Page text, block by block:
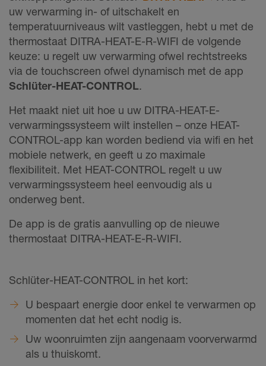
uw verwarming in- of uitschakelt en
temperatuurniveaus wilt vastleggen, hebt u met de
thermostaat DITRA-HEAT-E-R-WIFI de volgende
keuze: u regelt uw verwarming ofwel rechtstreeks
via de touchscreen ofwel dynamisch met de app
Schlüter-HEAT-CONTROL.
Het maakt niet uit hoe u uw DITRA-HEAT-E-
verwarmingssysteem wilt instellen – onze HEAT-
CONTROL-app kan worden bediend via wifi en het
mobiele netwerk, en geeft u zo maximale
flexibiliteit. Met HEAT-CONTROL regelt u uw
verwarmingssysteem heel eenvoudig als u
onderweg bent.
De app is de gratis aanvulling op de nieuwe
thermostaat DITRA-HEAT-E-R-WIFI.
Schlüter-HEAT-CONTROL in het kort:
U bespaart energie door enkel te verwarmen op
momenten dat het echt nodig is.
Uw woonruimten zijn aangenaam voorverwarmd
als u thuiskomt.